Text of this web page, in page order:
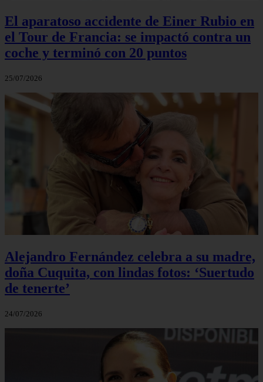
El aparatoso accidente de Einer Rubio en
el Tour de Francia: se impactó contra un
coche y terminó con 20 puntos
25/07/2026
Alejandro Fernández celebra a su madre,
doña Cuquita, con lindas fotos: ‘Suertudo
de tenerte’
24/07/2026